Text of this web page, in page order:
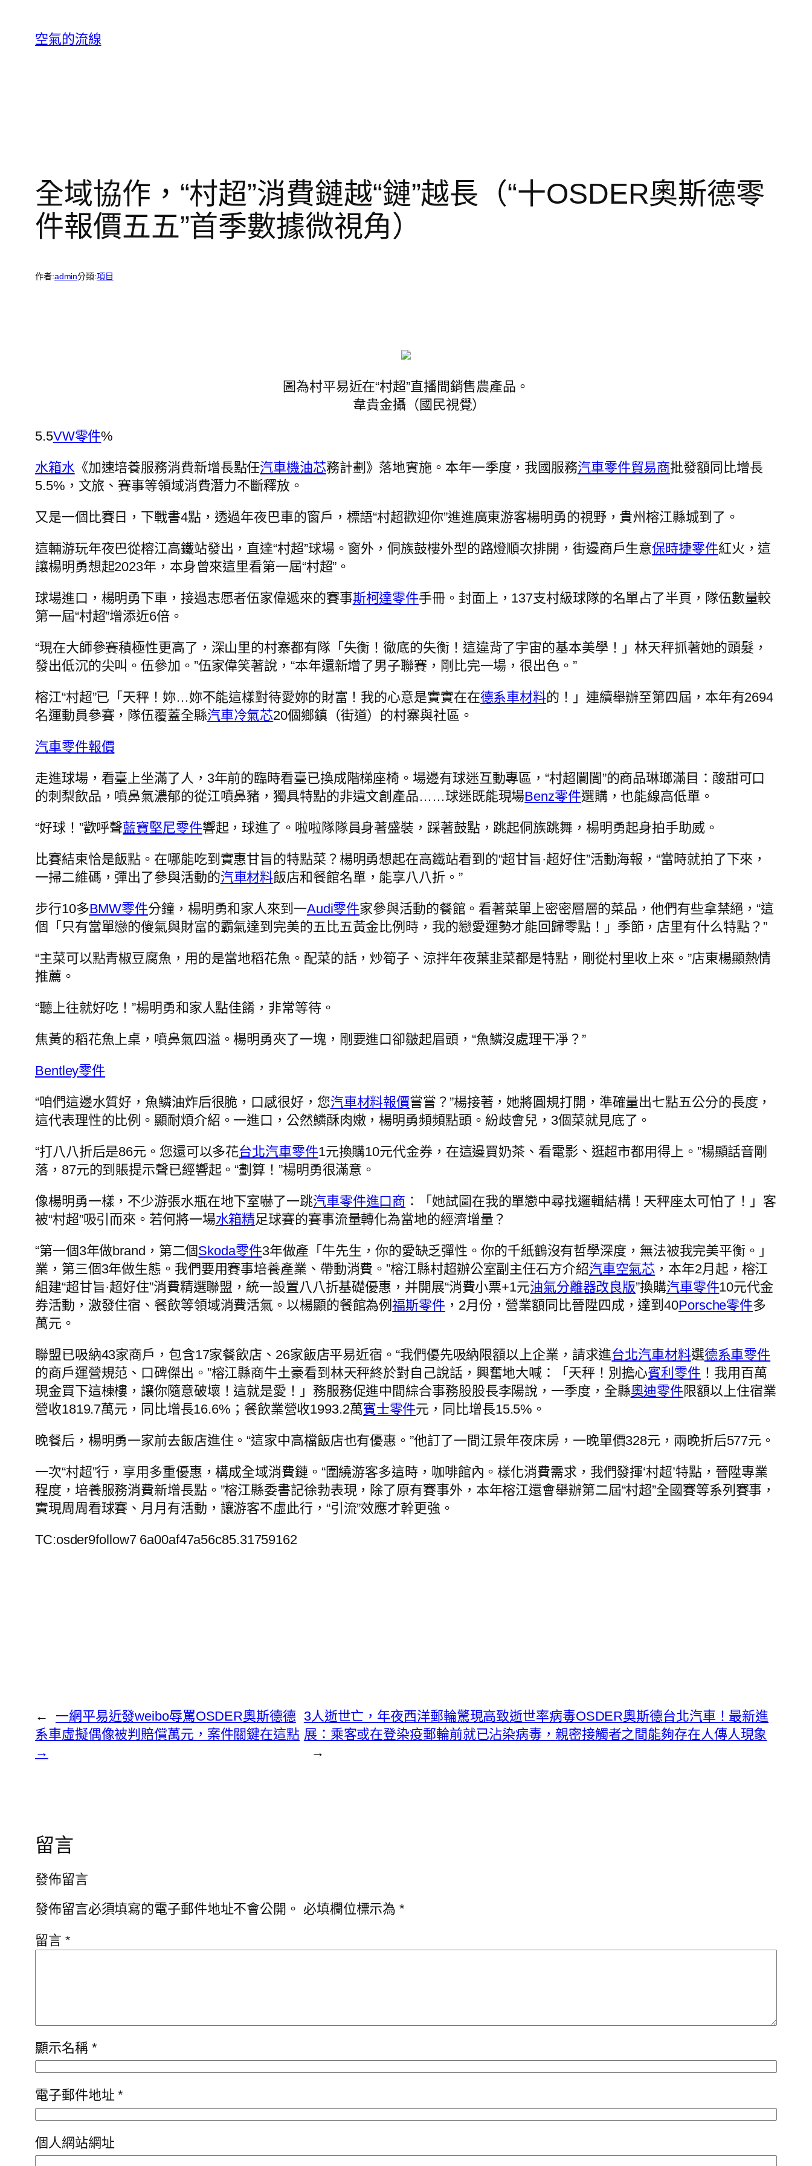
空氣的流線
全域協作，“村超”消費鏈越“鏈”越長（“十OSDER奧斯德零
件報價五五”首季數據微視角）
作者:admin分類:項目
圖為村平易近在“村超”直播間銷售農產品。
韋貴金攝（國民視覺）
5.5VW零件%
水箱水《加速培養服務消費新增長點任汽車機油芯務計劃》落地實施。本年一季度，我國服務汽車零件貿易商批發額同比增長
5.5%，文旅、賽事等領域消費潛力不斷釋放。
又是一個比賽日，下戰書4點，透過年夜巴車的窗戶，標語“村超歡迎你”進進廣東游客楊明勇的視野，貴州榕江縣城到了。
這輛游玩年夜巴從榕江高鐵站發出，直達“村超”球場。窗外，侗族鼓樓外型的路燈順次排開，街邊商戶生意保時捷零件紅火，這
讓楊明勇想起2023年，本身曾來這里看第一屆“村超”。
球場進口，楊明勇下車，接過志愿者伍家偉遞來的賽事斯柯達零件手冊。封面上，137支村級球隊的名單占了半頁，隊伍數量較
第一屆“村超”增添近6倍。
“現在大師參賽積極性更高了，深山里的村寨都有隊「失衡！徹底的失衡！這違背了宇宙的基本美學！」林天秤抓著她的頭髮，
發出低沉的尖叫。伍參加。”伍家偉笑著說，“本年還新增了男子聯賽，剛比完一場，很出色。”
榕江“村超”已「天秤！妳…妳不能這樣對待愛妳的財富！我的心意是實實在在德系車材料的！」連續舉辦至第四屆，本年有2694
名運動員參賽，隊伍覆蓋全縣汽車冷氣芯20個鄉鎮（街道）的村寨與社區。
汽車零件報價
走進球場，看臺上坐滿了人，3年前的臨時看臺已換成階梯座椅。場邊有球迷互動專區，“村超闤闠”的商品琳瑯滿目：酸甜可口
的刺梨飲品，噴鼻氣濃郁的從江噴鼻豬，獨具特點的非遺文創產品……球迷既能現場Benz零件選購，也能線高低單。
“好球！”歡呼聲藍寶堅尼零件響起，球進了。啦啦隊隊員身著盛裝，踩著鼓點，跳起侗族跳舞，楊明勇起身拍手助威。
比賽結束恰是飯點。在哪能吃到實惠甘旨的特點菜？楊明勇想起在高鐵站看到的“超甘旨·超好住”活動海報，“當時就拍了下來，
一掃二維碼，彈出了參與活動的汽車材料飯店和餐館名單，能享八八折。”
步行10多BMW零件分鐘，楊明勇和家人來到一Audi零件家參與活動的餐館。看著菜單上密密層層的菜品，他們有些拿禁絕，“這
個「只有當單戀的傻氣與財富的霸氣達到完美的五比五黃金比例時，我的戀愛運勢才能回歸零點！」季節，店里有什么特點？”
“主菜可以點青椒豆腐魚，用的是當地稻花魚。配菜的話，炒筍子、涼拌年夜葉韭菜都是特點，剛從村里收上來。”店東楊顯熱情
推薦。
“聽上往就好吃！”楊明勇和家人點佳餚，非常等待。
焦黃的稻花魚上桌，噴鼻氣四溢。楊明勇夾了一塊，剛要進口卻皺起眉頭，“魚鱗沒處理干凈？”
Bentley零件
“咱們這邊水質好，魚鱗油炸后很脆，口感很好，您汽車材料報價嘗嘗？”楊接著，她將圓規打開，準確量出七點五公分的長度，
這代表理性的比例。顯耐煩介紹。一進口，公然鱗酥肉嫩，楊明勇頻頻點頭。紛歧會兒，3個菜就見底了。
“打八八折后是86元。您還可以多花台北汽車零件1元換購10元代金券，在這邊買奶茶、看電影、逛超市都用得上。”楊顯話音剛
落，87元的到賬提示聲已經響起。“劃算！”楊明勇很滿意。
像楊明勇一樣，不少游張水瓶在地下室嚇了一跳汽車零件進口商 ：「她試圖在我的單戀中尋找邏輯結構！天秤座太可怕了！」客
被“村超”吸引而來。若何將一場水箱精足球賽的賽事流量轉化為當地的經濟增量？
“第一個3年做brand，第二個Skoda零件3年做產「牛先生，你的愛缺乏彈性。你的千紙鶴沒有哲學深度，無法被我完美平衡。」
業，第三個3年做生態。我們要用賽事培養產業、帶動消費。”榕江縣村超辦公室副主任石方介紹汽車空氣芯 ，本年2月起，榕江
組建“超甘旨·超好住”消費精選聯盟，統一設置八八折基礎優惠，并開展“消費小票+1元油氣分離器改良版”換購汽車零件10元代金
券活動，激發住宿、餐飲等領域消費活氣。以楊顯的餐館為例福斯零件 ，2月份，營業額同比晉陞四成，達到40Porsche零件多
萬元。
聯盟已吸納43家商戶，包含17家餐飲店、26家飯店平易近宿。“我們優先吸納限額以上企業，請求進台北汽車材料選德系車零件
的商戶運營規范、口碑傑出。”榕江縣商牛土豪看到林天秤終於對自己說話，興奮地大喊：「天秤！別擔心賓利零件 ！我用百萬
現金買下這棟樓，讓你隨意破壞！這就是愛！」務服務促進中間綜合事務股股長李陽說，一季度，全縣奧迪零件 限額以上住宿業
營收1819.7萬元，同比增長16.6%；餐飲業營收1993.2萬賓士零件元，同比增長15.5%。
晚餐后，楊明勇一家前去飯店進住。“這家中高檔飯店也有優惠。”他訂了一間江景年夜床房，一晚單價328元，兩晚折后577元。
一次“村超”行，享用多重優惠，構成全域消費鏈。“圍繞游客多這時，咖啡館內。樣化消費需求，我們發揮‘村超’特點，晉陞專業
程度，培養服務消費新增長點。”榕江縣委書記徐勃表現，除了原有賽事外，本年榕江還會舉辦第二屆“村超”全國賽等系列賽事，
實現周周看球賽、月月有活動，讓游客不虛此行，“引流”效應才幹更強。
TC:osder9follow7 6a00af47a56c85.31759162
←
一網平易近發weibo辱罵OSDER奧斯德德
系車虛擬偶像被判賠償萬元，案件關鍵在這點
→
3人逝世亡，年夜西洋郵輪驚現高致逝世率病毒OSDER奧斯德台北汽車！最新進
展：乘客或在登染疫郵輪前就已沾染病毒，親密接觸者之間能夠存在人傳人現象
→
留言
發佈留言
發佈留言必須填寫的電子郵件地址不會公開。 必填欄位標示為*
留言 *
顯示名稱 *
電子郵件地址*
個人網站網址